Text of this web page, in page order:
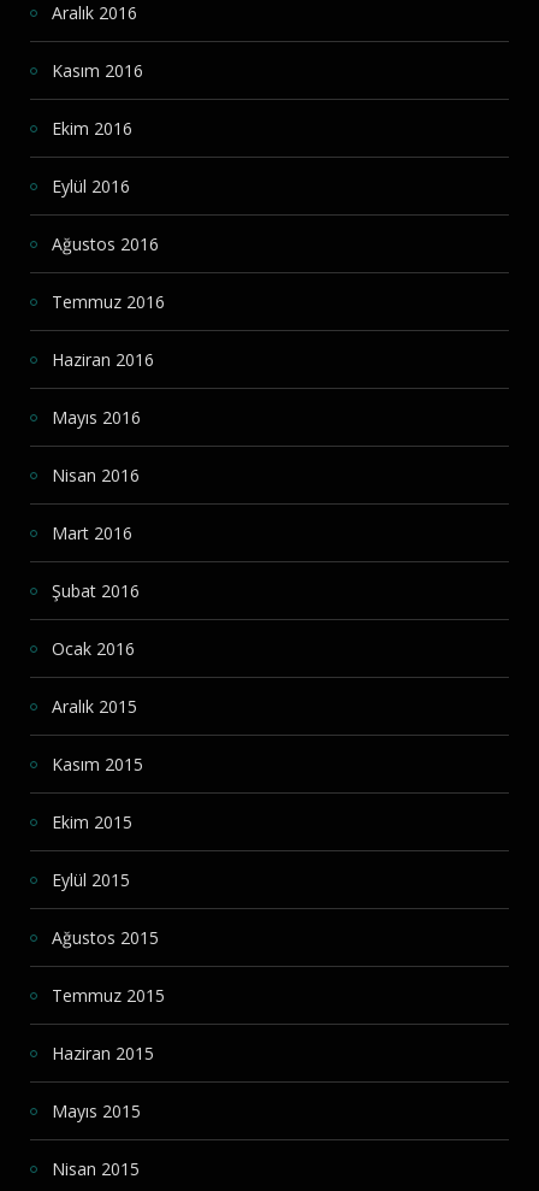
Aralık 2016
Kasım 2016
Ekim 2016
Eylül 2016
Ağustos 2016
Temmuz 2016
Haziran 2016
Mayıs 2016
Nisan 2016
Mart 2016
Şubat 2016
Ocak 2016
Aralık 2015
Kasım 2015
Ekim 2015
Eylül 2015
Ağustos 2015
Temmuz 2015
Haziran 2015
Mayıs 2015
Nisan 2015